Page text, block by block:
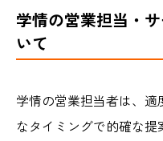
学情の営業担当・
いて
学情の営業担当者は、
なタイミングで的確な